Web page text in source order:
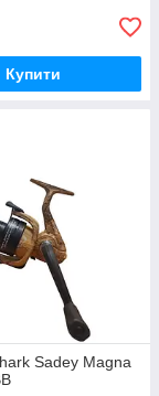
Купити
Sadey Magna